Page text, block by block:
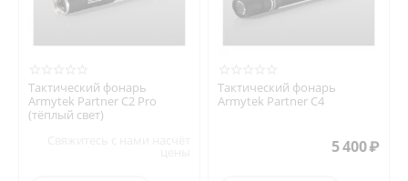
Тактический фонарь
Armytek Partner C2 Pro
(тёплый свет)
Тактический фонарь
Armytek Partner C4
5 400₽